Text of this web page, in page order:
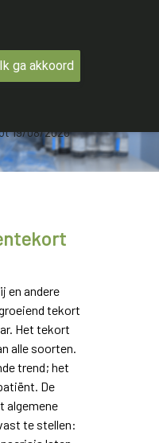
19/08/2026
en andere
tekort
Het tekort
alle soorten.
trend; het
De
algemene
te stellen:
Ik ga akkoord